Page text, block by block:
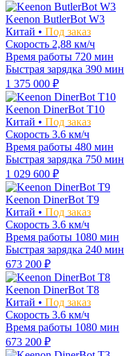
Keenon ButlerBot W3
Китай • Под заказ
Скорость 2,88 км/ч
Время работы 720 мин
Быстрая зарядка 390 мин
1 375 000 ₽
Keenon DinerBot T10
Китай • Под заказ
Скорость 3.6 км/ч
Время работы 480 мин
Быстрая зарядка 750 мин
1 029 600 ₽
Keenon DinerBot T9
Китай • Под заказ
Скорость 3.6 км/ч
Время работы 1080 мин
Быстрая зарядка 240 мин
673 200 ₽
Keenon DinerBot T8
Китай • Под заказ
Скорость 3.6 км/ч
Время работы 1080 мин
673 200 ₽